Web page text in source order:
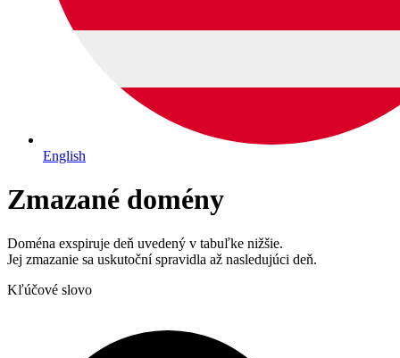
English
Zmazané domény
Doména exspiruje deň uvedený v tabuľke nižšie.
Jej zmazanie sa uskutoční spravidla až nasledujúci deň.
Kľúčové slovo